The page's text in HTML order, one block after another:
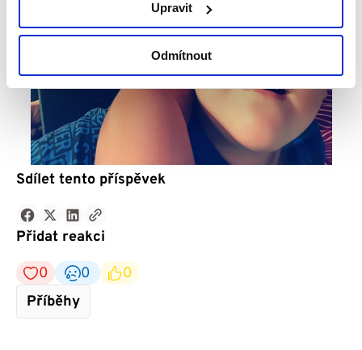
Upravit
Odmítnout
Sdílet tento příspěvek
Přidat reakci
0
0
0
Příběhy